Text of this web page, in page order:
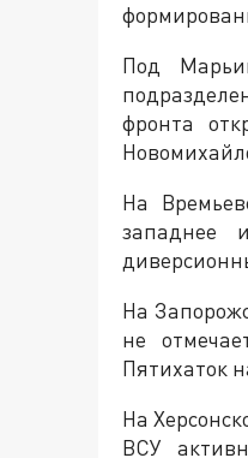
Под
фронта
На
западнее
На
не
Пятихаток
На
ВСУ